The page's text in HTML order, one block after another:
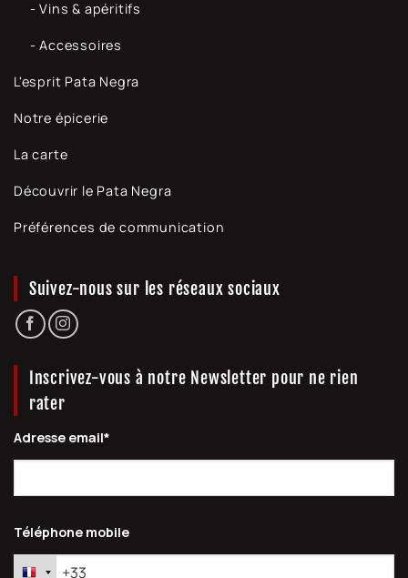
- Vins & apéritifs
- Accessoires
L'esprit Pata Negra
Notre épicerie
La carte
Découvrir le Pata Negra
Préférences de communication
Suivez-nous sur les réseaux sociaux
Inscrivez-vous à notre Newsletter pour ne rien
rater
Adresse email*
Téléphone mobile